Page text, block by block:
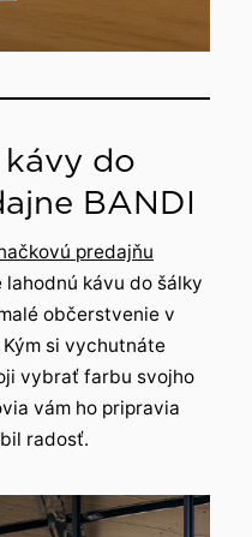
do
BANDI
predajňu
lahodnú kávu do šálky
občerstvenie v
si vychutnáte
vybrať farbu svojho
vám ho pripravia
radosť.